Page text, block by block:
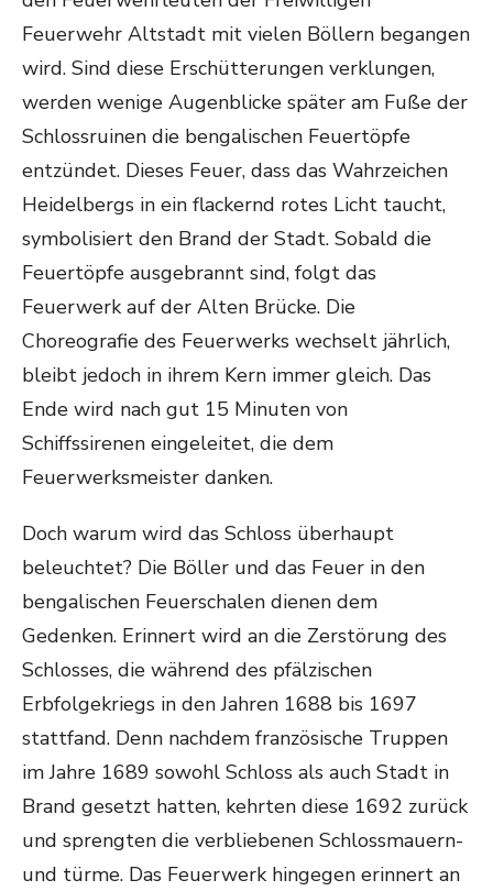
Feuerwehr Altstadt mit vielen Böllern begangen
wird. Sind diese Erschütterungen verklungen,
werden wenige Augenblicke später am Fuße der
Schlossruinen die bengalischen Feuertöpfe
entzündet. Dieses Feuer, dass das Wahrzeichen
Heidelbergs in ein flackernd rotes Licht taucht,
symbolisiert den Brand der Stadt. Sobald die
Feuertöpfe ausgebrannt sind, folgt das
Feuerwerk auf der Alten Brücke. Die
Choreografie des Feuerwerks wechselt jährlich,
bleibt jedoch in ihrem Kern immer gleich. Das
Ende wird nach gut 15 Minuten von
Schiffssirenen eingeleitet, die dem
Feuerwerksmeister danken.
Doch warum wird das Schloss überhaupt
beleuchtet? Die Böller und das Feuer in den
bengalischen Feuerschalen dienen dem
Gedenken. Erinnert wird an die Zerstörung des
Schlosses, die während des pfälzischen
Erbfolgekriegs in den Jahren 1688 bis 1697
stattfand. Denn nachdem französische Truppen
im Jahre 1689 sowohl Schloss als auch Stadt in
Brand gesetzt hatten, kehrten diese 1692 zurück
und sprengten die verbliebenen Schlossmauern-
und türme. Das Feuerwerk hingegen erinnert an